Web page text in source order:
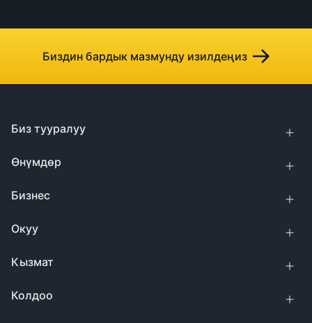
Биздин бардык мазмунду изилдеңиз
Биз тууралуу
Өнүмдөр
Бизнес
Окуу
Кызмат
Колдоо